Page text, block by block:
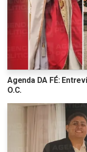
Agenda DA FÉ:
O.C.